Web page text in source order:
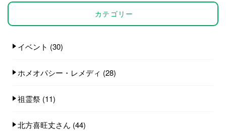
カテゴリー
イベント (30)
ホメオパシー・レメディ (28)
祖霊祭 (11)
北方喜旺丈さん (44)